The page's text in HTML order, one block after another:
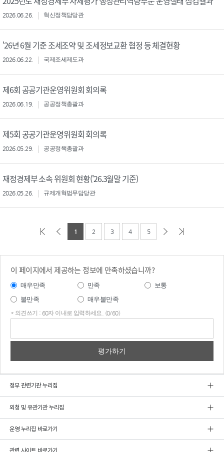
2026.06.26. 혁신정책담당관
'26년 6월 기준 조세조약 및 조세정보교환 협정 등 체결현황
2026.06.22. 국제조세제도과
제6회 공공기관운영위원회 회의록
2026.06.19. 공공정책총괄과
제5회 공공기관운영위원회 회의록
2026.05.29. 공공정책총괄과
재정경제부 소속 위원회 현황('26.3월말 기준)
2026.05.26. 규제개혁법무담당관
1 2 3 4 5
이 페이지에서 제공하는 정보에 만족하셨습니까?
매우만족 만족
보통
불만족
매우불만족
* 의견쓰기 : 60자 이내로 입력하세요. (0/60)
정부 관련기관 누리집
외청 및 유관기관 누리집
운영 누리집 바로가기
관련 사이트 바로가기